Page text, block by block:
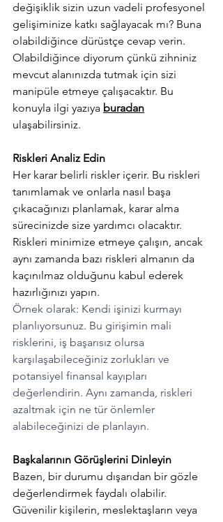
değişiklik sizin uzun vadeli profesyonel
gelişiminize katkı sağlayacak mı? Buna
olabildiğince dürüstçe cevap verin.
Olabildiğince diyorum çünkü zihniniz
mevcut alanınızda tutmak için sizi
manipüle etmeye çalışacaktır. Bu
konuyla ilgi yazıya buradan
ulaşabilirsiniz.
Riskleri Analiz Edin
Her karar belirli riskler içerir. Bu riskleri
tanımlamak ve onlarla nasıl başa
çıkacağınızı planlamak, karar alma
sürecinizde size yardımcı olacaktır.
Riskleri minimize etmeye çalışın, ancak
aynı zamanda bazı riskleri almanın da
kaçınılmaz olduğunu kabul ederek
hazırlığınızı yapın.
Örnek olarak: Kendi işinizi kurmayı
planlıyorsunuz. Bu girişimin mali
risklerini, iş başarısız olursa
karşılaşabileceğiniz zorlukları ve
potansiyel finansal kayıpları
değerlendirin. Aynı zamanda, riskleri
azaltmak için ne tür önlemler
alabileceğinizi de planlayın.
Başkalarının Görüşlerini Dinleyin
Bazen, bir durumu dışarıdan bir gözle
değerlendirmek faydalı olabilir.
Güvenilir kişilerin, meslektaşların veya